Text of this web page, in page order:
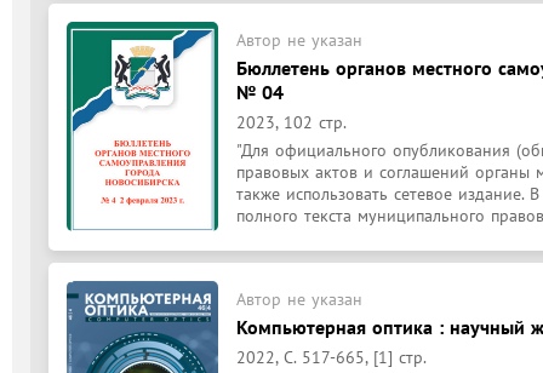
Автор не указан
Бюллетень органов местного
№ 04
2023, 102 стр.
"Для официального опубликования
правовых актов и соглашений органы
также использовать сетевое издание.
полного текста муниципального
Автор не указан
Компьютерная оптика : научный
2022, С. 517-665, [1] стр.